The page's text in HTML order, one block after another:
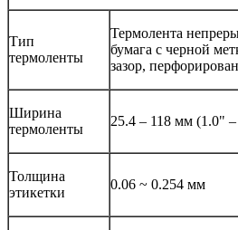
Тип
термоленты
Термолента
бумага с черной
зазор,
Ширина
термоленты
25.4 – 118 мм (1.0"
Толщина
этикетки
0.06 ~ 0.254 мм